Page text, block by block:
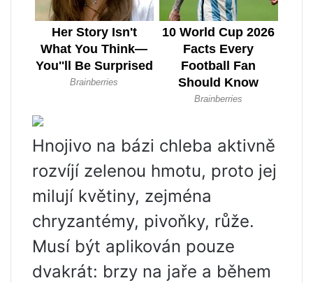
Hnojivo na bázi chleba aktivně
rozvíjí zelenou hmotu, proto jej
milují květiny, zejména
chryzantémy, pivoňky, růže.
Musí být aplikován pouze
dvakrát: brzy na jaře a během